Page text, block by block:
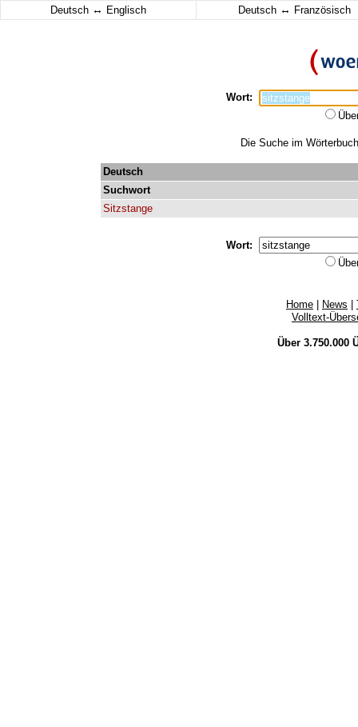
Deutsch ↔ Englisch Deutsch ↔ Französisch
Wort:
Die Suche im
Deutsch
Suchwort
Sitzstange
Wort:
Home News
Volltext-
Über 3.750.000